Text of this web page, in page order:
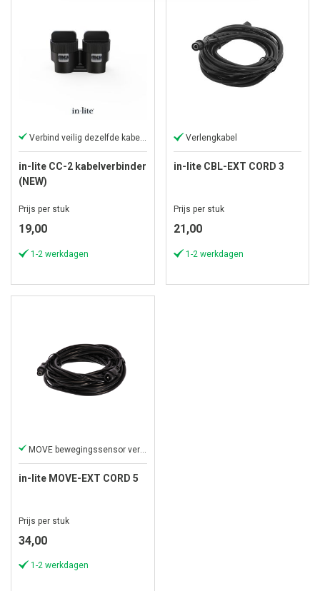
Verbind veilig dezelfde kabeltypes.
in-lite CC-2 kabelverbinder
(NEW)
Prijs per stuk
19,00
1-2 werkdagen
Verlengkabel
in-lite CBL-EXT CORD 3
Prijs per stuk
21,00
1-2 werkdagen
MOVE bewegingssensor verlengkabel
in-lite MOVE-EXT CORD 5
Prijs per stuk
34,00
1-2 werkdagen